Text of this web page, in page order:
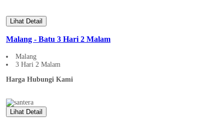
Lihat Detail
Malang - Batu 3 Hari 2 Malam
Malang
3 Hari 2 Malam
Harga Hubungi Kami
Lihat Detail